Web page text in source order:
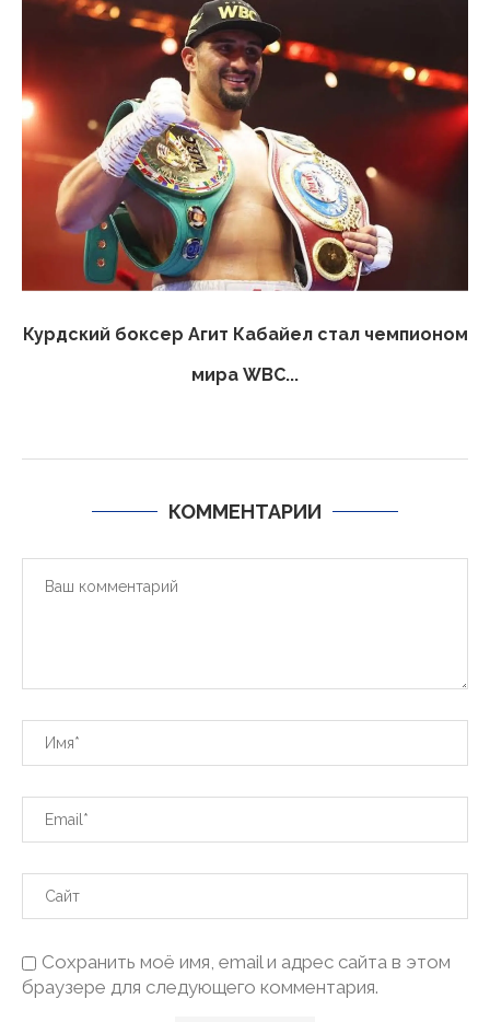
Курдский боксер Агит Кабайел стал чемпионом
мира WBC...
КОММЕНТАРИИ
Сохранить моё имя, email и адрес сайта в этом
браузере для следующего комментария.